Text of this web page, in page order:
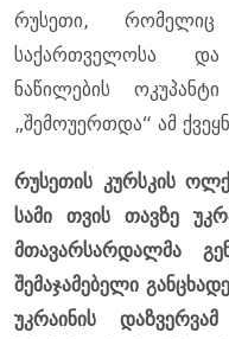
რუსეთი,
საქართველოსა და
ნაწილების
„შემოუერთდა“ ამ
რუსეთის კურსკის
სამი თვის თავზე
მთავარსარდალმა
შემაჯამებელი
უკრაინის